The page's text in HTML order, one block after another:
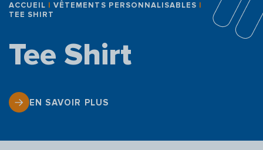
ACCUEIL | VÊTEMENTS PERSONNALISABLES |
TEE SHIRT
Tee Shirt
EN SAVOIR PLUS